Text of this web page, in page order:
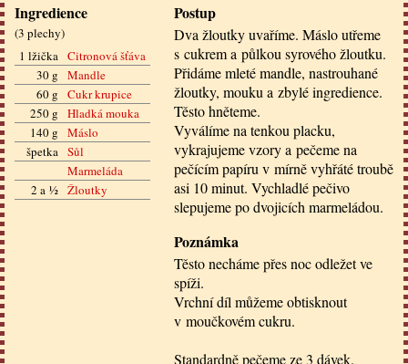
Ingredience
(3 plechy)
1 lžička Citronová šťáva
30 g
Mandle
60 g
Cukr krupice
250 g
Hladká mouka
140 g
Máslo
špetka Sůl
Marmeláda
2 a ½ Žloutky
Postup
Dva žloutky uvaříme. Máslo utřeme
s cukrem a půlkou syrového žloutku.
Přidáme mleté mandle, nastrouhané
žloutky, mouku a zbylé ingredience.
Těsto hněteme.
Vyválíme na tenkou placku,
vykrajujeme vzory a pečeme na
pečícím papíru v mírně vyhřáté troubě
asi 10 minut. Vychladlé pečivo
slepujeme po dvojicích marmeládou.
Poznámka
Těsto necháme přes noc odležet ve
spíži.
Vrchní díl můžeme obtisknout
v moučkovém cukru.
Standardně pečeme ze 3 dávek.